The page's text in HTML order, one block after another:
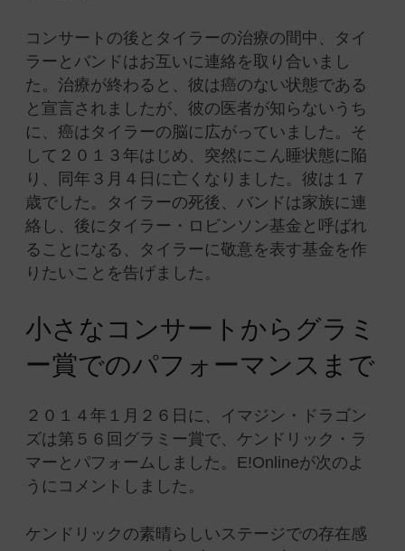
コンサートの後とタイラーの治療の間中、タイ
ラーとバンドはお互いに連絡を取り合いまし
た。治療が終わると、彼は癌のない状態である
と宣言されましたが、彼の医者が知らないうち
に、癌はタイラーの脳に広がっていました。そ
して２０１３年はじめ、突然にこん睡状態に陥
り、同年３月４日に亡くなりました。彼は１７
歳でした。タイラーの死後、バンドは家族に連
絡し、後にタイラー・ロビンソン基金と呼ばれ
ることになる、タイラーに敬意を表す基金を作
りたいことを告げました。
小さなコンサートからグラミ
ー賞でのパフォーマンスまで
２０１４年１月２６日に、イマジン・ドラゴン
ズは第５６回グラミー賞で、ケンドリック・ラ
マーとパフォームしました。E!Onlineが次のよ
うにコメントしました。
ケンドリックの素晴らしいステージでの存在感